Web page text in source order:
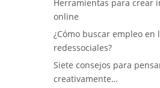
Herramientas para crear
online
¿Cómo buscar empleo en
redessociales?
Siete consejos para
creativamente…